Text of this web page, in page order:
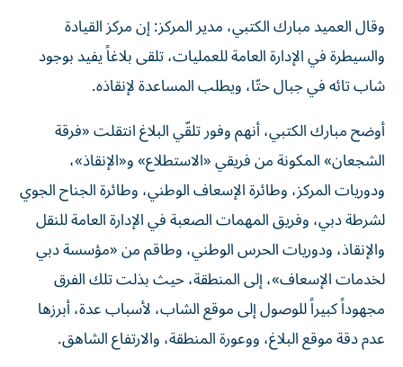
وقال العميد مبارك الكتبي، مدير المركز: إن مركز القيادة
والسيطرة في الإدارة العامة للعمليات، تلقى بلاغاً يفيد بوجود
شاب تائه في جبال حتّا، ويطلب المساعدة لإنقاذه.
أوضح مبارك الكتبي، أنهم وفور تلقّي البلاغ انتقلت «فرقة
الشجعان» المكونة من فريقي «الاستطلاع» و«الإنقاذ»،
ودوريات المركز، وطائرة الإسعاف الوطني، وطائرة الجناح الجوي
لشرطة دبي، وفريق المهمات الصعبة في الإدارة العامة للنقل
والإنقاذ، ودوريات الحرس الوطني، وطاقم من «مؤسسة دبي
لخدمات الإسعاف»، إلى المنطقة، حيث بذلت تلك الفرق
مجهوداً كبيراً للوصول إلى موقع الشاب، لأسباب عدة، أبرزها
عدم دقة موقع البلاغ، ووعورة المنطقة، والارتفاع الشاهق.